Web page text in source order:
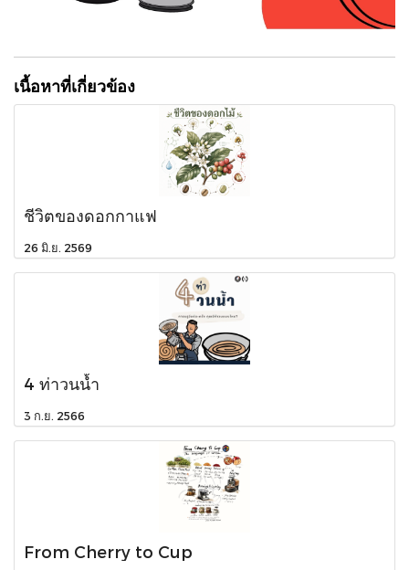
เนื้อหาที่เกี่ยวข้อง
ชีวิตของดอกกาแฟ
26 มิ.ย. 2569
4 ท่าวนน้ำ
3 ก.ย. 2566
From Cherry to Cup